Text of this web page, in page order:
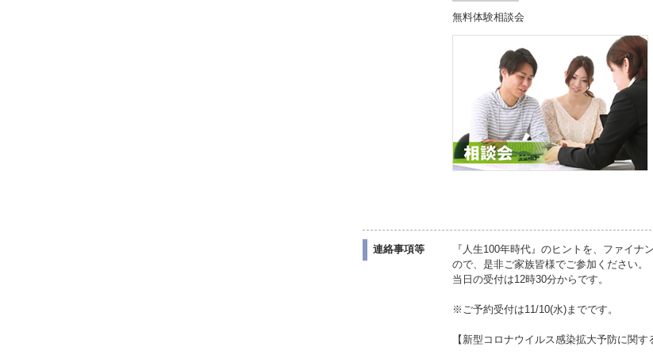
無料体験相談会
連絡事項等
『人生100年時代』のヒントを、ファイ
ので、是非ご家族皆様でご参加ください。
当日の受付は12時30分からです。
※ご予約受付は11/10(水)までです。
【新型コロナウイルス感染拡大予防に関す